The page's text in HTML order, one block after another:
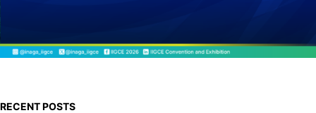
RECENT POSTS